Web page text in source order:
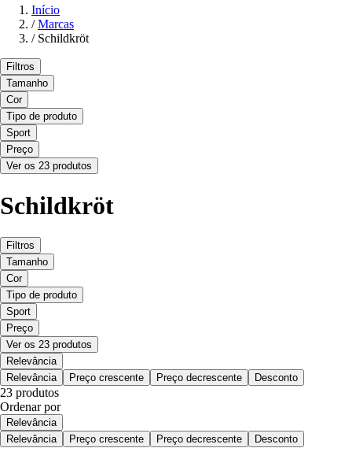
Início
/ Marcas
/ Schildkröt
Filtros
Tamanho
Cor
Tipo de produto
Sport
Preço
Ver os 23 produtos
Schildkröt
Filtros
Tamanho
Cor
Tipo de produto
Sport
Preço
Ver os 23 produtos
Relevância
Relevância
Preço crescente Preço decrescente Desconto
23 produtos
Ordenar por
Relevância
Relevância
Preço crescente Preço decrescente Desconto